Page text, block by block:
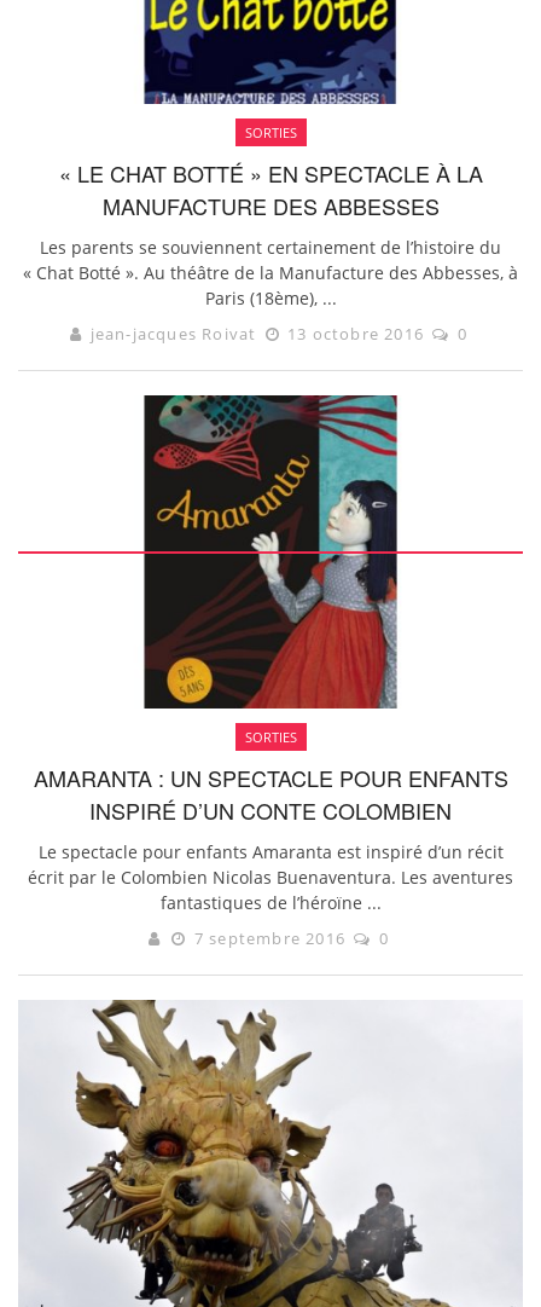
SORTIES
« LE CHAT BOTTÉ » EN SPECTACLE À LA
MANUFACTURE DES ABBESSES
Les parents se souviennent certainement de l’histoire du
« Chat Botté ». Au théâtre de la Manufacture des Abbesses, à
Paris (18ème), ...
jean-jacques Roivat 13 octobre 2016 0
SORTIES
AMARANTA : UN SPECTACLE POUR ENFANTS
INSPIRÉ D’UN CONTE COLOMBIEN
Le spectacle pour enfants Amaranta est inspiré d’un récit
écrit par le Colombien Nicolas Buenaventura. Les aventures
fantastiques de l’héroïne ...
7 septembre 2016 0